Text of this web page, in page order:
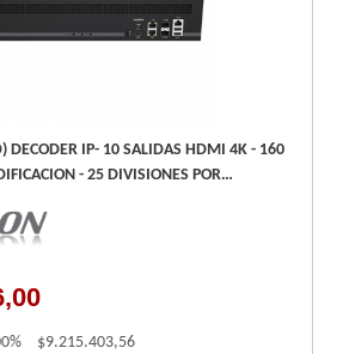
DECODER IP- 10 SALIDAS HDMI 4K - 160
- 25 DIVISIONES POR
$9.215.403,56